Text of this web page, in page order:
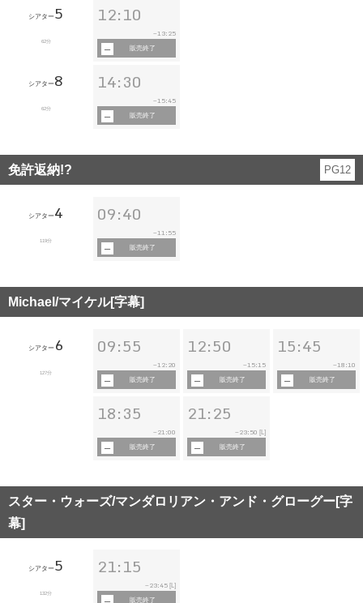
シアター5
62分
12:10
~13:25
販売終了
シアター8
62分
14:30
~15:45
販売終了
免許返納!? PG12
シアター4
119分
09:40
~11:55
販売終了
Michael/マイケル[字幕]
シアター 6
127分
09:55
~ 12:20
販売終了
12:50
~ 15:15
販売終了
15:45
~ 18:10
販売終了
18:35
~ 21:00
販売終了
21:25
~ 23:50 [L]
販売終了
スター・ウォーズ/マンダロリアン・アンド・グローグー[字
幕]
シアター5
132分
21:15
~ 23:45 [L]
販売終了